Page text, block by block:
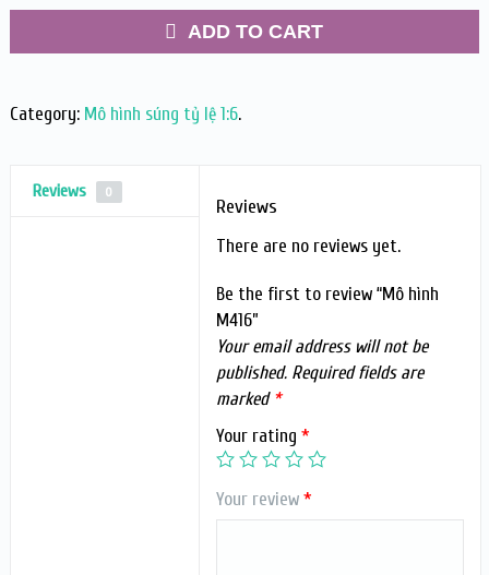
ADD TO CART
Category: Mô hình súng tỷ lệ 1:6.
Reviews 0
Reviews
There are no reviews yet.
Be the first to review “Mô hình
M416”
Your email address will not be
published. Required fields are
marked *
Your rating*
Your review*